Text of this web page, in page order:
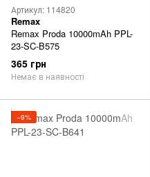
Артикул: 114820
Remax
Remax Proda 10000mAh PPL-
23-SC-B575
365 грн
Немає в наявності
−9%